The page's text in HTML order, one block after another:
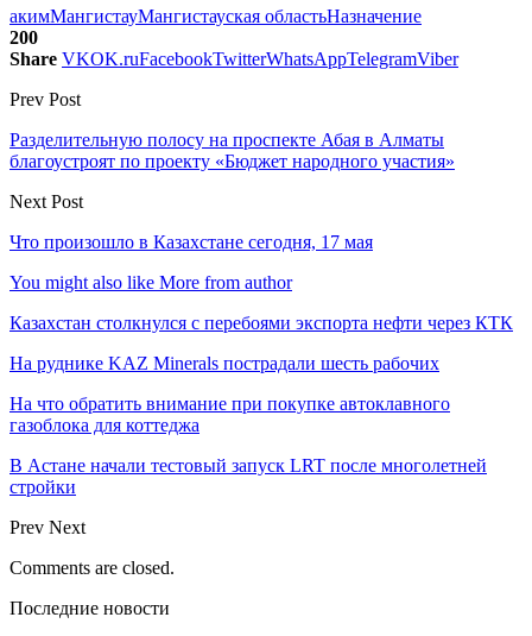
акимМангистауМангистауская областьНазначение
200
Share VKOK.ruFacebookTwitterWhatsAppTelegramViber
Prev Post
Разделительную полосу на проспекте Абая в Алматы
благоустроят по проекту «Бюджет народного участия»
Next Post
Что произошло в Казахстане сегодня, 17 мая
You might also like More from author
Казахстан столкнулся с перебоями экспорта нефти через КТК
На руднике KAZ Minerals пострадали шесть рабочих
На что обратить внимание при покупке автоклавного
газоблока для коттеджа
В Астане начали тестовый запуск LRT после многолетней
стройки
Prev Next
Comments are closed.
Последние новости